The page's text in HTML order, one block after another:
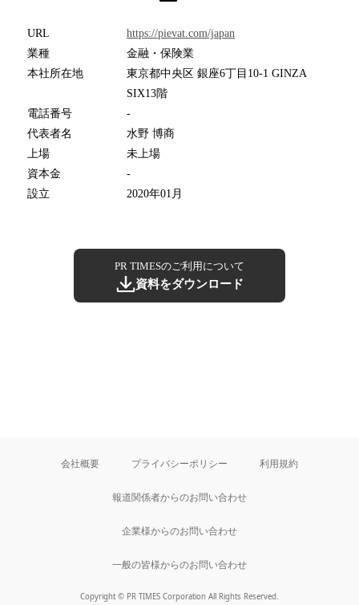
URL
https://pievat.com/japan
業種
金融・保険業
本社所在地
東京都中央区 銀座6丁目10-1 GINZA
SIX13階
電話番号
-
代表者名
水野 博商
上場
未上場
資本金
-
設立
2020年01月
PR TIMESのご利用について
資料をダウンロード
会社概要 プライバシーポリシー 利用規約
報道関係者からのお問い合わせ
企業様からのお問い合わせ
一般の皆様からのお問い合わせ
Copyright © PR TIMES Corporation All Rights Reserved.